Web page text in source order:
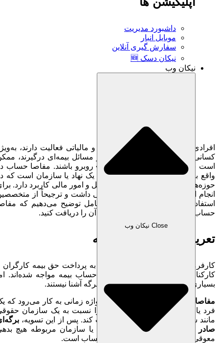
داشبورد مدیریت
موبایل انبار
سفارش گیری آنلاین
نیکان دسک 🆕
نیکان وب
Close نیکان وب
افرادی که در حوزه حسابداری مالی و مالیاتی فعالیت دارند، به‌ویژه
کسانی که با اظهارنامه‌های مالیاتی و مسائل بیمه‌ای درگیرند، ممکن
است با عبارت «مفاصا حساب بیمه» روبرو باشند. مفاصا حساب در
واقع به معنایتسویه حساب کاملبا یک نهاد یا سازمان است که در
حوزه‌هایی چون بیمه، تجارت، حمل‌ونقل و امور مالی کاربرد دارد. برای
انجام این فرایند، باید دانش مالی کافی داشت و ترجیحاً از متخصصین
استفاده کرد. در این مقاله به‌طور کامل توضیح می‌دهیم که مفاصا
حساب بیمه چیست و چگونه می‌توانید آن را دریافت کنید.
تعریف مفاصا حساب بیمه
کارفرمایان و پیمانکارانی که موظف به پرداخت حق بیمه کارگران و
کارکنان خود هستند، حتماً با مفاصا حساب بیمه مواجه شده‌اند. اما
بسیاری از آن‌ها با مراحل دریافت این برگه آشنا نیستند.
مفاصابه معنای «تسویه» است. این واژه زمانی به کار می‌رود که یک
فرد یا سازمان تمام بدهی‌های خود را نسبت به یک سازمان حقوقی
مانند سازمان تامین اجتماعی پرداخت کند. پس از این تسویه،برگه‌ای
صادر می‌شود
که نشان می‌دهد فرد یا سازمان مربوطه هیچ بدهی
معوقی ندارد. این برگه همان مفاصا حساب است.